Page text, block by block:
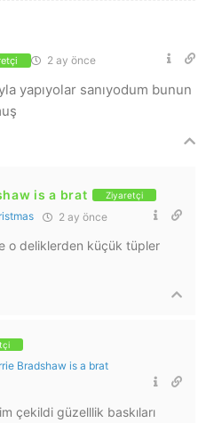
2 ay önce
yapıyolar sanıyodum bunun
is a brat Ziyaretçi
2 ay önce
o deliklerden küçük tüpler
Bradshaw is a brat
çekildi güzelllik baskıları